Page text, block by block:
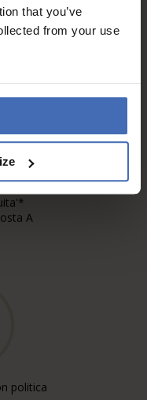
that you’ve
from your use
a rate
A
politica